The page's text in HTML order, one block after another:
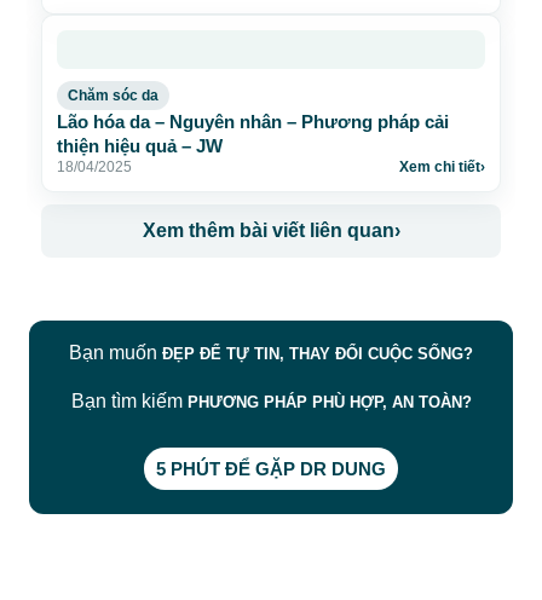
Chăm sóc da
Lão hóa da – Nguyên nhân – Phương pháp cải
thiện hiệu quả – JW
18/04/2025 Xem chi tiết›
Xem thêm bài viết liên quan›
Bạn muốn ĐẸP ĐỂ TỰ TIN, THAY ĐỔI CUỘC SỐNG?
Bạn tìm kiếm PHƯƠNG PHÁP PHÙ HỢP, AN TOÀN?
5 PHÚT ĐỂ GẶP DR DUNG